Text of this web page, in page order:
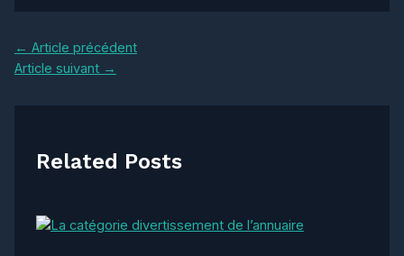
Navigation
des
← Article précédent
Article suivant →
Related Posts